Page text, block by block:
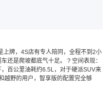
上牌，4S店有专人陪同，全程不到2小
还是爬坡都底气十足。 ? 空间表现：
百公里油耗约6.5L，对于硬派SUV来
越野的用户，智享版的配置完全够